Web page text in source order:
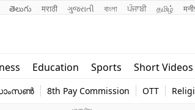
తెలుగు मराठी ગુજરાતી বাংলা ਪੰਜਾਬੀ தமிழ்
Education Sports Short Videos
world
8th Pay Commission OTT